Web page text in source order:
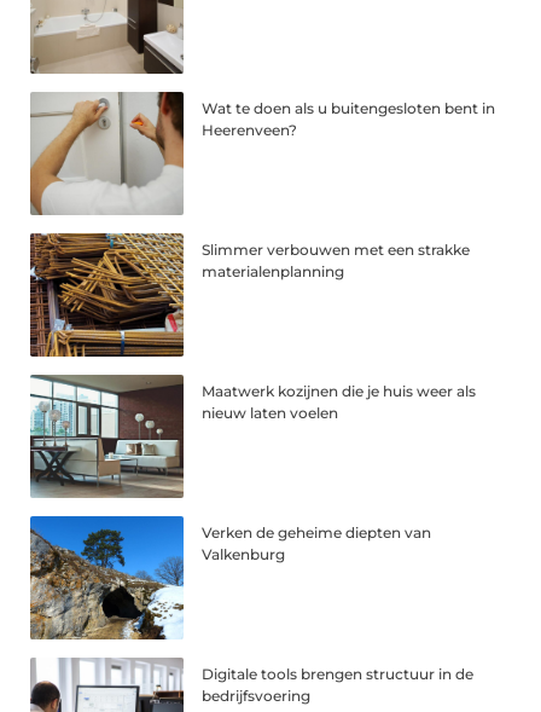
Wat te doen als u buitengesloten bent in
Heerenveen?
Slimmer verbouwen met een strakke
materialenplanning
Maatwerk kozijnen die je huis weer als
nieuw laten voelen
Verken de geheime diepten van
Valkenburg
Digitale tools brengen structuur in de
bedrijfsvoering